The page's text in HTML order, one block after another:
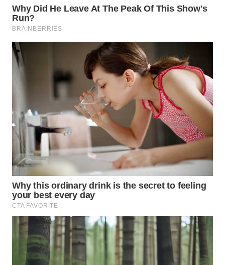
WAHANA
TV
WAHANANEWS
WAHANANEWS
NET
WAHANA
SPORT
WAHANA
WAHANA
SELEB